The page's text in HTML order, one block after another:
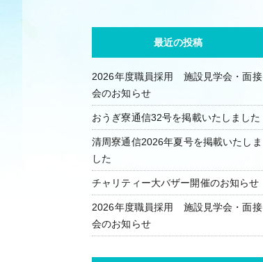
最近の投稿
2026年度職員採用 施設見学会・面接
会のお知らせ
おうぎ寮通信32号を掲載いたしました
清周寮通信2026年夏号を掲載いたしま
した
チャリティー大バザー開催のお知らせ
2026年度職員採用 施設見学会・面接
会のお知らせ